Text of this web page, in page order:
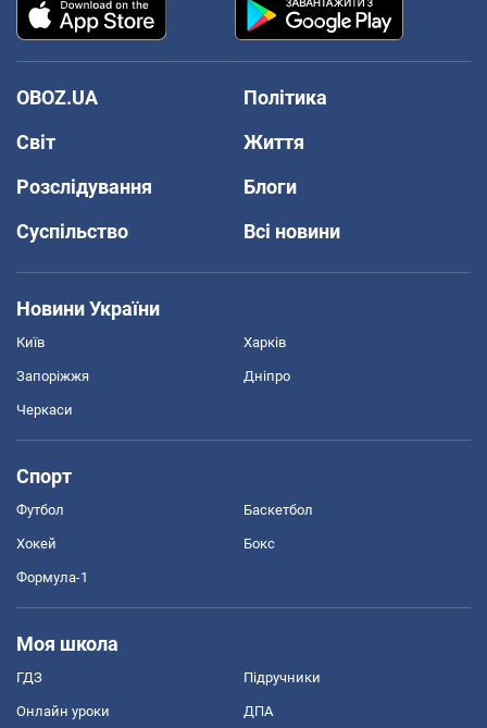
OBOZ.UA
Політика
Світ
Життя
Розслідування
Блоги
Суспільство
Всі новини
Новини України
Київ Харків
Запоріжжя Дніпро
Черкаси
Спорт
Футбол Баскетбол
Хокей Бокс
Формула-1
Моя школа
ГДЗ Підручники
Онлайн уроки ДПА